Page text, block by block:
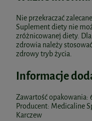
Nie przekraczać
Suplement diety nie
zróżnicowanej diety.
zdrowia należy
zdrowy tryb życia.
Informacje
Zawartość opakowania:
Producent: Medicaline
Karczew